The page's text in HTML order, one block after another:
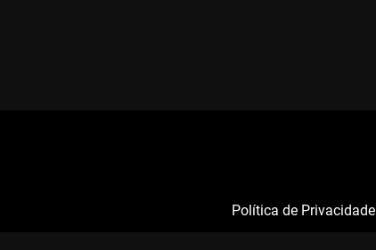
Política de Privacidade